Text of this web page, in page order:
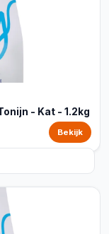
- Kat - 1.2kg
Bekijk